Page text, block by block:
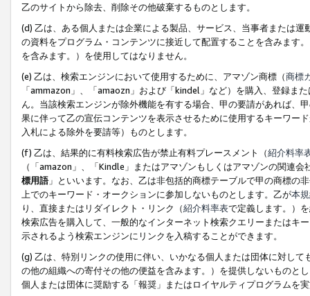
乙のサイトから除去、削除その他破棄するものとします。
(d) 乙は、ある個人または企業による製品、サービス、当事者または
の資料をプログラム・コンテンツに接近して配置することを含みます
を含みます。）を使用してはなりません。
(e) 乙は、検索エンジンにおいて使用するために、アマゾン商標（商標
「ammazon」、「amaozn」および「kindel」など）を購入、登録ま
ん。当該検索エンジンが除外機能を有する場合、甲の要請があれば、
果に伴って乙の宣伝コンテンツを表示させるために使用するキーワー
入札による除外を要請等）ものとします。
(f) 乙は、結果的に有料検索広告が禁止有料プレースメント（紹介料率
（「amazon」、「Kindle」またはアマゾンもしくはアマゾンの関連
標用語」といいます。なお、乙は非包括的商標テーブルで甲の商標の
上でのキーワード・オークションに参加しないものとします。乙が本
り、直接またはリダイレクト・リンク（紹介料率表で定義します。）
検索広告を購入して、一般的なインターネット検索クエリーまたはキ
示されるよう検索エンジンにリンクを入稿することができます。
(g) 乙は、特別リンクの使用に伴い、いかなる個人または団体に対し
の他の組織への寄付その他の便益を含みます。）を提供しないものと
個人または団体に奨励する「報奨」またはロイヤルティプログラムを